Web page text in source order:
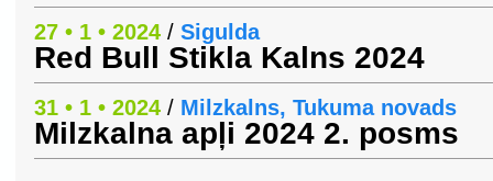
27 • 1 • 2024 / Sigulda
Red Bull Stikla Kalns 2024
31 • 1 • 2024 / Milzkalns, Tukuma novads
Milzkalna apļi 2024 2. posms